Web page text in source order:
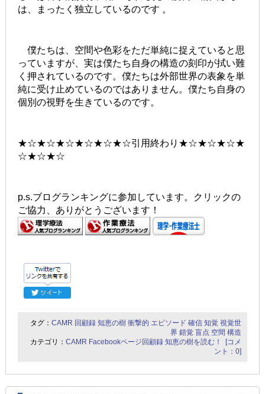
は、まったく独立しているのです 。
僕たちは、空間や色彩をただ単純に捉えていると思
っていますが、実は僕たち自身の構造の刻印が拭い難
く押されているのです。僕たちは外部世界の表象を単
純に受け止めているのではありません。僕たち自身の
個別の視野を生きているのです。
★☆★☆★☆★☆★☆★☆引用終わり★☆★☆★☆★
☆★☆★☆
p.s.ブログランキングに参加しています。クリックの
ご協力、ありがとうございます！
タグ：CAMR 回顧録 知恵の樹 衝撃的 エピソード 確信 知覚 視覚世
界 錯覚 盲点 空間 構造
カテゴリ：CAMR Facebookページ回顧録 知恵の樹を読む！
[コメ
ント：0]